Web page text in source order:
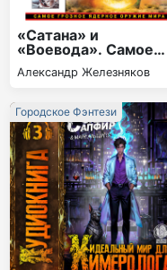
«Сатана» и
«Воевода». Самое
грозное ядерное
оружие мира
Александр Железняков
Городское Фэнтези